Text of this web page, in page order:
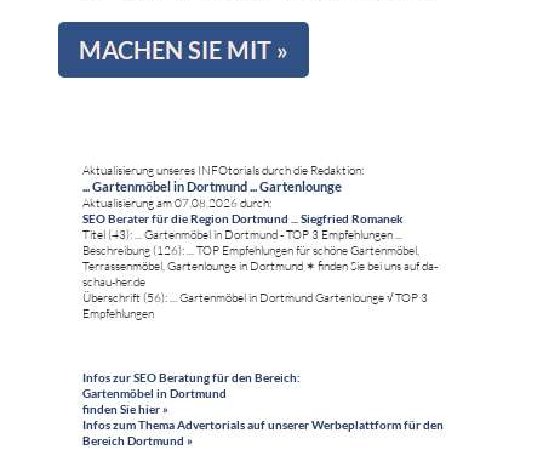
MACHEN SIE MIT »
Aktualisierung unseres INFOtorials durch die Redaktion:
... Gartenmöbel in Dortmund ... Gartenlounge
Aktualisierung am 07.08.2026 durch:
SEO Berater für die Region Dortmund ... Siegfried Romanek
Titel (43): ... Gartenmöbel in Dortmund - TOP 3 Empfehlungen ...
Beschreibung (126): ... TOP Empfehlungen für schöne Gartenmöbel,
Terrassenmöbel, Gartenlounge in Dortmund ✶ finden Sie bei uns auf da-
schau-her.de
Überschrift (56): ... Gartenmöbel in Dortmund Gartenlounge √ TOP 3
Empfehlungen
Infos zur SEO Beratung für den Bereich:
Gartenmöbel in Dortmund
finden Sie hier »
Infos zum Thema Advertorials auf unserer Werbeplattform für den
Bereich Dortmund »